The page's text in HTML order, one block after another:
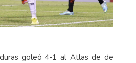
goleó 4-1 al Atlas de de